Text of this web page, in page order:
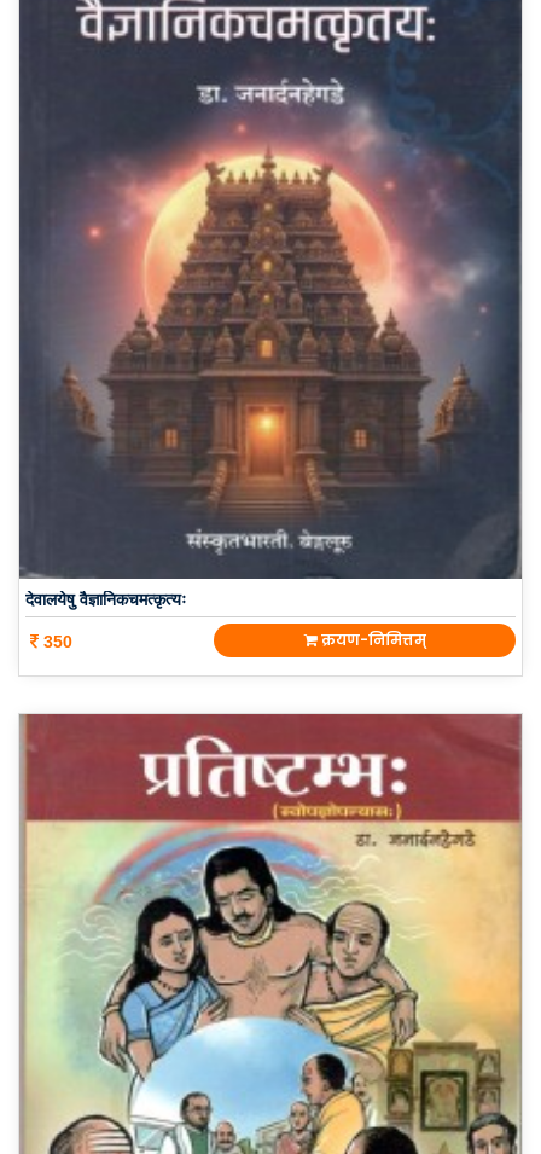
देवालयेषु वैज्ञानिकचमत्कृत्यः
350 क्रयण-निमित्तम्